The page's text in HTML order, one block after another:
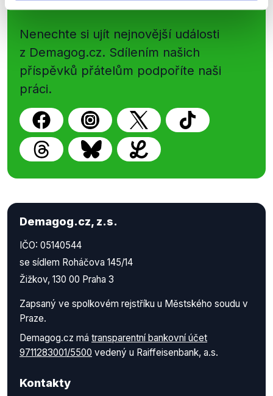
Sociální sítě
Nenechte si ujít nejnovější události
z Demagog.cz. Sdílením našich
příspěvků přátelům podpoříte naši
práci.
Demagog.cz, z.s.
IČO: 05140544
se sídlem Roháčova 145/14
Žižkov, 130 00 Praha 3
Zapsaný ve spolkovém rejstříku u Městského soudu v
Praze.
Demagog.cz má transparentní bankovní účet
9711283001/5500 vedený u Raiffeisenbank, a.s.
Kontakty